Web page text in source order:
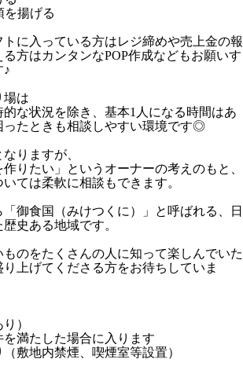
揚げる
に入っている方はレジ締めや売上金の報
方はカンタンなPOP作成などもお願いす
♪
場は
な状況を除き、基本1人になる時間はあ
ったときも相談しやすい環境です◎
りますが、
作りたい」というオーナーの考えのもと、
ては柔軟に相談もできます。
御食国（みけつくに）」と呼ばれる、日
史ある地域です。
のをたくさんの人に知って楽しんでいた
上げてくださる方をお待ちしていま
）
満たした場合に入ります
敷地内禁煙、喫煙室等設置）